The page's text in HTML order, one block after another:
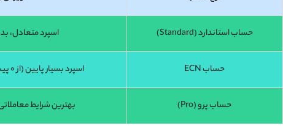
حساب استاندارد (Standard) اسپرد متعادل،
حساب ECN اسپرد بسیار پایین (از ۰ پیپ)، کمیسیون رقابتی
حساب پرو (Pro) بهترین شرایط